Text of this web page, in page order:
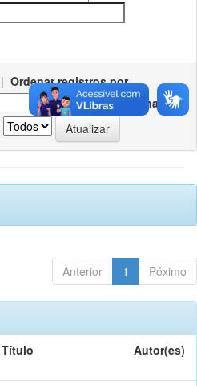
| Ordenar registros por
Ordenar
Anterior 1 Póximo
Título Autor(es)